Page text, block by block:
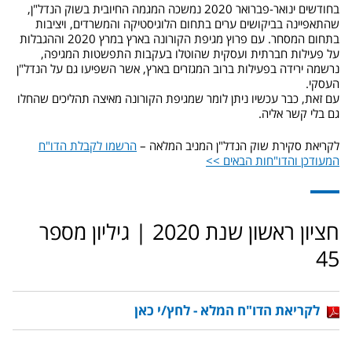
בחודשים ינואר-פברואר 2020 נמשכה המגמה החיובית בשוק הנדל"ן,
שהתאפיינה בביקושים ערים בתחום הלוגיסטיקה והמשרדים, ויציבות
בתחום המסחר. עם פרוץ מגיפת הקורונה בארץ במרץ 2020 וההגבלות
על פעילות חברתית ועסקית שהוטלו בעקבות התפשטות המגיפה,
נרשמה ירידה בפעילות ברוב המגזרים בארץ, אשר השפיעו גם על הנדל"ן
העסקי.
עם זאת, כבר עכשיו ניתן לומר שמגיפת הקורונה מאיצה תהליכים שהחלו
גם בלי קשר אליה.
לקריאת סקירת שוק הנדל"ן המניב המלאה – הרשמו לקבלת הדו"ח
המעודכן והדו"חות הבאים >>
חציון ראשון שנת 2020 | גיליון מספר
45
לקריאת הדו"ח המלא - לחץ/י כאן